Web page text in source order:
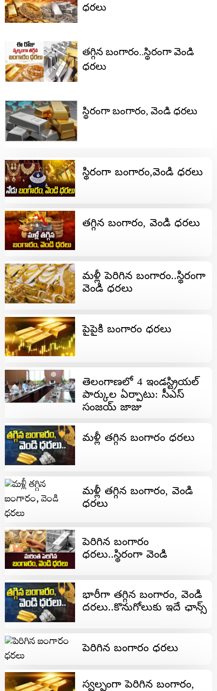
ధరలు
తగ్గిన బంగారం..స్థిరంగా వెండి
ధరలు
స్థిరంగా బంగారం, వెండి ధరలు
స్థిరంగా బంగారం,వెండి ధరలు
తగ్గిన బంగారం, వెండి ధరలు
మళ్లీ పెరిగిన బంగారం..స్థిరంగా
వెండి ధరలు
పైపైకి బంగారం ధరలు
తెలంగాణలో 4 ఇండస్ట్రియల్
పార్కుల ఏర్పాటు: సీఎస్
సంజయ్ జాజు
మళ్లీ తగ్గిన బంగారం ధరలు
మళ్లీ తగ్గిన బంగారం, వెండి
ధరలు
పెరిగిన బంగారం
ధరలు..స్థిరంగా వెండి
భారీగా తగ్గిన బంగారం, వెండి
దరలు..కొనుగోలుకు ఇదే ఛాన్స్
పెరిగిన బంగారం ధరలు
స్వల్పంగా పెరిగిన బంగారం,